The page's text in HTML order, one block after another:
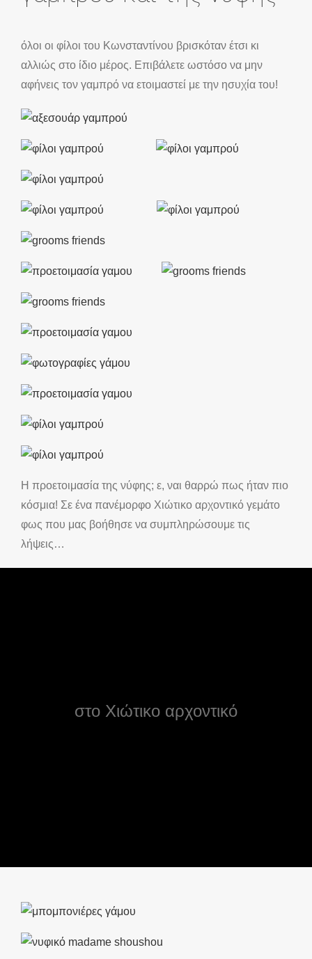
όλοι οι φίλοι του Κωνσταντίνου βρισκόταν έτσι κι
αλλιώς στο ίδιο μέρος. Επιβάλετε ωστόσο να μην
αφήνεις τον γαμπρό να ετοιμαστεί με την ησυχία του!
Η προετοιμασία της νύφης; ε, ναι θαρρώ πως ήταν πιο
κόσμια! Σε ένα πανέμορφο Χιώτικο αρχοντικό γεμάτο
φως που μας βοήθησε να συμπληρώσουμε τις
λήψεις…
στο Χιώτικο αρχοντικό